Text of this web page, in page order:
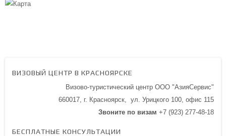
ВИЗОВЫЙ ЦЕНТР В КРАСНОЯРСКЕ
Визово-туристический центр ООО "АзияСервис"
660017, г. Красноярск,
ул. Урицкого 100, офис 115
Звоните по визам +7 (923) 277-48-18
БЕСПЛАТНЫЕ КОНСУЛЬТАЦИИ